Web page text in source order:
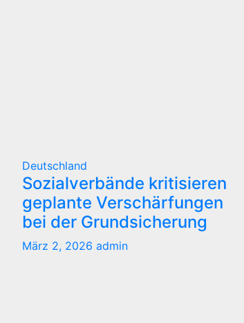
Deutschland
Sozialverbände kritisieren
geplante Verschärfungen
bei der Grundsicherung
März 2, 2026 admin